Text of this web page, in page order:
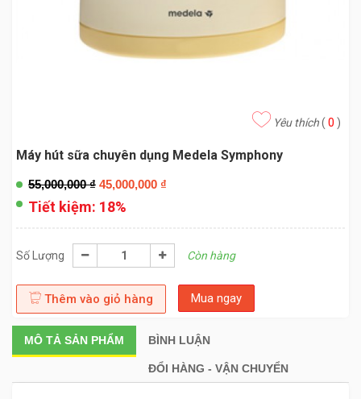
Yêu thích( 0 )
Máy hút sữa chuyên dụng Medela Symphony
55,000,000₫ 45,000,000 ₫
Tiết kiệm: 18%
Số Lượng Còn hàng
Thêm vào giỏ hàng Mua ngay
MÔ TẢ SẢN PHẨM BÌNH LUẬN
ĐỔI HÀNG - VẬN CHUYỂN